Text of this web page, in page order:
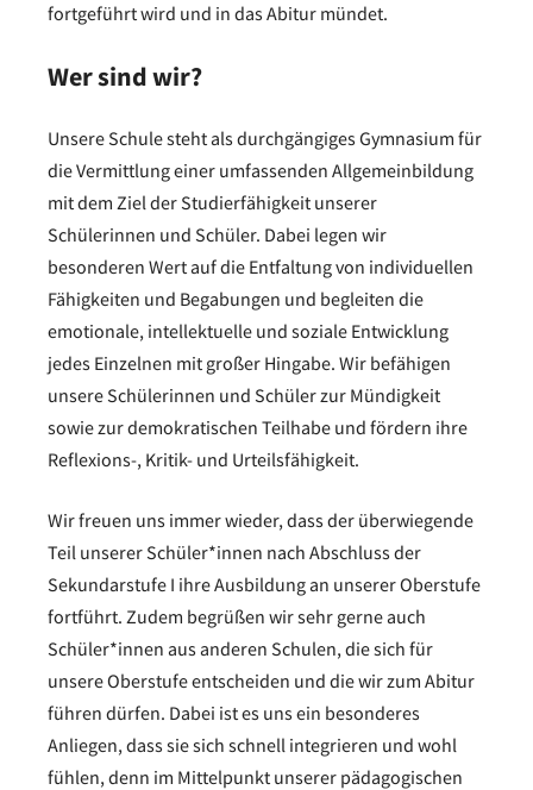
fortgeführt wird und in das Abitur mündet.
Wer sind wir?
Unsere Schule steht als durchgängiges Gymnasium für
die Vermittlung einer umfassenden Allgemeinbildung
mit dem Ziel der Studierfähigkeit unserer
Schülerinnen und Schüler. Dabei legen wir
besonderen Wert auf die Entfaltung von individuellen
Fähigkeiten und Begabungen und begleiten die
emotionale, intellektuelle und soziale Entwicklung
jedes Einzelnen mit großer Hingabe. Wir befähigen
unsere Schülerinnen und Schüler zur Mündigkeit
sowie zur demokratischen Teilhabe und fördern ihre
Reflexions-, Kritik- und Urteilsfähigkeit.
Wir freuen uns immer wieder, dass der überwiegende
Teil unserer Schüler*innen nach Abschluss der
Sekundarstufe I ihre Ausbildung an unserer Oberstufe
fortführt. Zudem begrüßen wir sehr gerne auch
Schüler*innen aus anderen Schulen, die sich für
unsere Oberstufe entscheiden und die wir zum Abitur
führen dürfen. Dabei ist es uns ein besonderes
Anliegen, dass sie sich schnell integrieren und wohl
fühlen, denn im Mittelpunkt unserer pädagogischen